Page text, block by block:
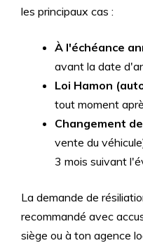
les principaux cas :
À l'échéance
avant la date
Loi Hamon
tout moment
Changement
vente du
3 mois suivant
La demande de
recommandé avec
siège ou à ton agence